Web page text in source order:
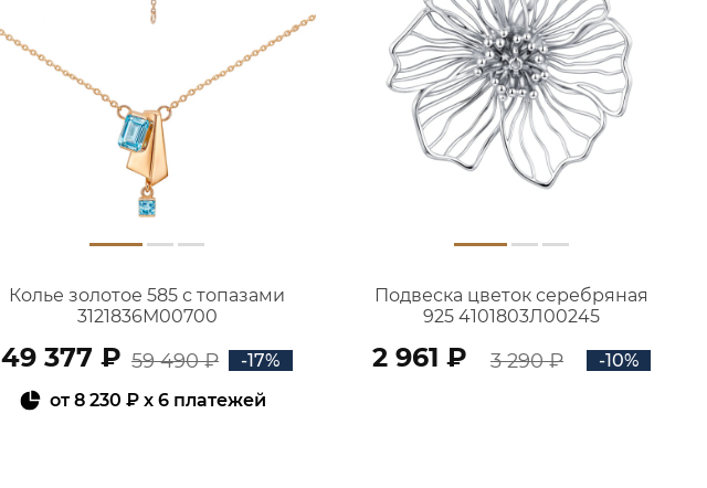
Колье золотое 585 с топазами
3121836М00700
49 377 ₽ 59 490 ₽
-17%
от8 230 ₽x 6 платежей
Подвеска цветок серебряная
925 4101803Л00245
2 961 ₽ 3 290 ₽ -10%